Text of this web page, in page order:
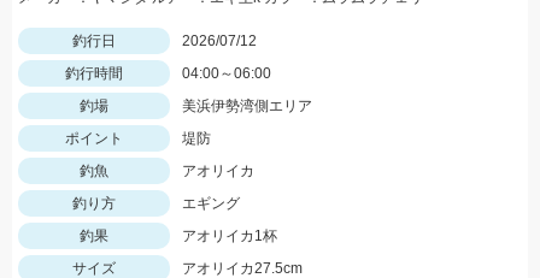
釣行日
2026/07/12
釣行時間
04:00～06:00
釣場
美浜伊勢湾側エリア
ポイント
堤防
釣魚
アオリイカ
釣り方
エギング
釣果
アオリイカ1杯
サイズ
アオリイカ27.5cm